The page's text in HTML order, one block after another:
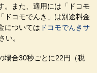
。また、適用には「ドコモ
ドコモでんき」は別途料金
については ドコモでんきサ
い。
場合30秒ごとに22円（税